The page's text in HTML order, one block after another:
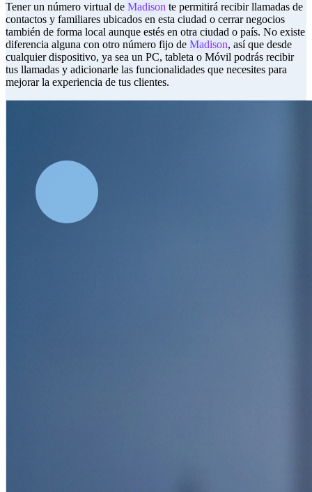
Tener un número virtual de Madison te permitirá recibir llamadas de
contactos y familiares ubicados en esta ciudad o cerrar negocios
también de forma local aunque estés en otra ciudad o país. No existe
diferencia alguna con otro número fijo de Madison, así que desde
cualquier dispositivo, ya sea un PC, tableta o Móvil podrás recibir
tus llamadas y adicionarle las funcionalidades que necesites para
mejorar la experiencia de tus clientes.